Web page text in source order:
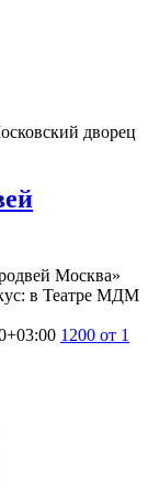
дворец
Москва»
в Театре МДМ
1200 от 1